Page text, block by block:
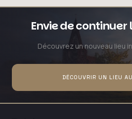
Envie de continuer
Découvrez un nouveau lieu
DÉCOUVRIR UN LIEU